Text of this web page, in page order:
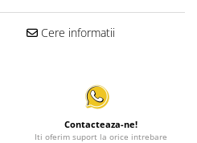
Cere informatii
Contacteaza-ne!
Iti oferim suport la orice intrebare